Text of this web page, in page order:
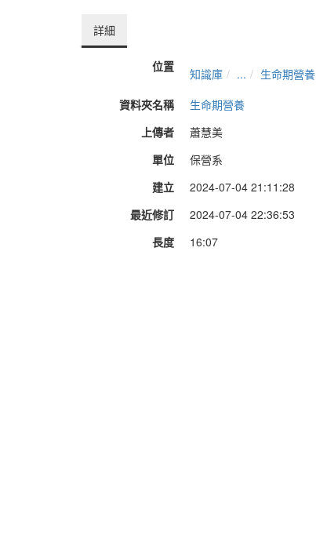
詳細
位置 知識庫 ...
生命期營養
資料夾名稱
生命期營養
上傳者
蕭慧美
單位
保營系
建立
2024-07-04 21:11:28
最近修訂
2024-07-04 22:36:53
長度
16:07